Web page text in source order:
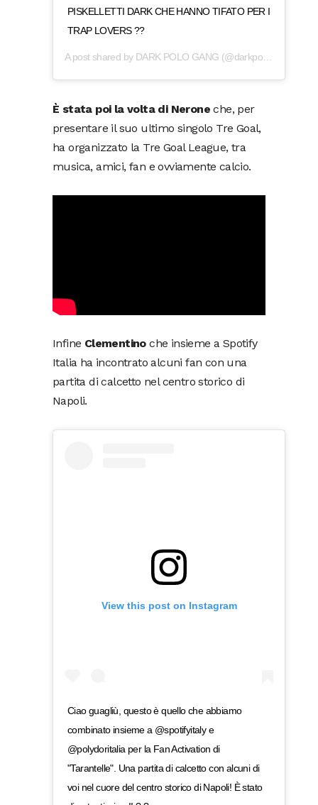
PISKELLETTI DARK CHE HANNO TIFATO PER I
TRAP LOVERS ??
A post shared by DARK POLO GANG (@darkpologang) on
È stata poi la volta di Nerone che, per
presentare il suo ultimo singolo Tre Goal,
ha organizzato la Tre Goal League, tra
musica, amici, fan e ovviamente calcio.
Infine Clementinoche insieme a Spotify
Italia ha incontrato alcuni fan con una
partita di calcetto nel centro storico di
Napoli.
View this post on Instagram
Ciao guagliù, questo è quello che abbiamo
combinato insieme a @spotifyitaly e
@polydoritalia per la Fan Activation di
"Tarantelle". Una partita di calcetto con alcuni di
voi nel cuore del centro storico di Napoli! È stato